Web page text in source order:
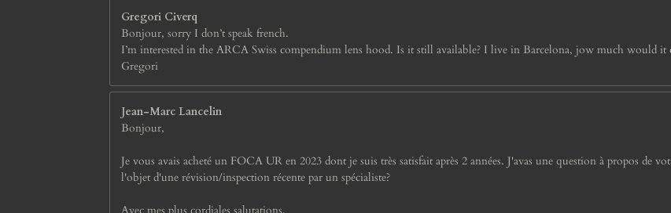
Gregori Civerq
Bonjour, sorry I don’t speak french.
I’m interested in the ARCA Swiss compendium lens hood. Is it still available? I live in Barcelona, jow much would it
Gregori
Jean-Marc Lancelin
Bonjour,
Je vous avais acheté un FOCA UR en 2023 dont je suis très satisfait après 2 années. J'avas une question à propos de
l'objet d'une révision/inspection récente par un spécialiste?